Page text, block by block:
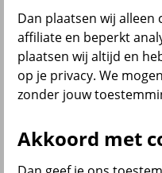
WA Autoverzekering
WA+ Beperkt Casco
Bakfiets verzekeren
Collectiviteitskorting
Schade melden
Wijzigen
Verzekering aanpassen
Dan plaatsen wij
affiliate en beperkt
plaatsen wij altijd en
op je privacy. We
zonder jouw
Akkoord met